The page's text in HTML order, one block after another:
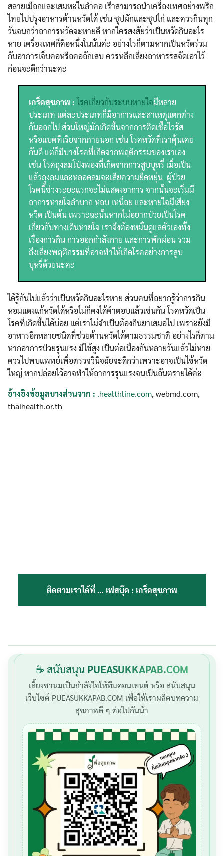
Search
for:
Search
สลายเมือกและเสมหะในลำคอ เรีาสามารถนำเครื่องเทศอย่างพริก
ไทยไปปรุงอาหารต้านหวัดได้ เช่น ซุปผักและซุปไก่ และควรกินทุก
วันจนกว่าอาการหวัดจะหายดี หากใครสงสัยว่าเป็นหวัดกินอะไร
หาย เครื่องเทศก็คือหนึ่งในนั้นค่ะ อย่างไรก็ตามหากเป็นหวัดร่วม
กับอาการเจ็บคอหรือคออักเสบ ควรหลีกเลี่ยงอาหารรสจัดเอาไว้
ก่อนจะดีกว่านะคะ
เกร็ดสุขภาพ : โรคเกี่ยวกับระบบหายใจมีหลาย
ประเภท แต่ละประเภทก็มีอาการและสาเหตุแตกต่าง
กันออกไป ส่วนใหญ่มักเกิดขึ้นจากการติดเชื้อไวรัส
หรือแบคทีเรียจากภายนอก เช่น โรคหวัดที่เราคุ้นเคย
กันดี แต่ก็มีบางโรคที่เกิดจากพฤติกรรมของเราเอง
เช่น โรคถุงลมโป่งพองที่เกิดจากการสูบบุหรี่ เมื่อเป็น
แล้วถุงลมและหลอดลมจะเสียความยืดหยุ่น ผู้ป่วย
โรคนี้ช่วงระยะแรกจะไม่แสดงอาการ จากนั้นจะเริ่มมี
อาการหายใจลำบาก หอบ เหนื่อย และหายใจมีเสียง
หวีด เป็นต้น เพราะฉะนั้นหากไม่อยากป่วยเป็นโรค
เกี่ยวกับทางเดินหายใจ เราจึงต้องหมั่นดูแลตัวเองทั้ง
เรื่องการกิน การออกกำลังกาย และการพักผ่อน รวม
ถึงเลี่ยงพฤติกรรมที่อาจทำให้เกิดโรคอย่างการสูบ
บุหรี่ด้วยนะคะ
ได้รู้กันไปแล้วว่าเป็นหวัดกินอะไรหาย ส่วนคนที่อยากรู้ว่าการกิน
หอมแดงแก้หวัดได้หรือไม่ก็คงได้คำตอบแล้วเช่นกัน โรคหวัดเป็น
โรคที่เกิดขึ้นได้บ่อย แต่เราไม่จำเป็นต้องกินยาเสมอไป เพราะยังมี
อาหารอีกหลายชนิดที่ช่วยต้านหวัดได้ตามธรรมชาติ อย่างไรก็ตาม
หากอาการป่วยรุนแรง มีไข้สูง เป็นต่อเนื่องกันหลายวันแล้วไม่หาย
ควรไปพบแพทย์เพื่อตรวจวินิจฉัยจะดีกว่าเพราะอาจเป็นไข้หวัด
ใหญ่ หากปล่อยไว้อาจทำให้อาการรุนแรงจนเป็นอันตรายได้ค่ะ
อ้างอิงข้อมูลบางส่วนจาก : .healthline.com, webmd.com,
thaihealth.or.th
ติดตามเราได้ที่ … เฟสบุ๊ค : เกร็ดสุขภาพ
☕ สนับสนุน PUEASUKKAPAB.COM
เลี้ยงชานมเป็นกำลังใจให้ทีมคอนเทนต์ หรือ สนับสนุน
เว็บไซต์ PUEASUKKAPAB.COM เพื่อให้เราผลิตบทความ
สุขภาพดี ๆ ต่อไปกันน้า